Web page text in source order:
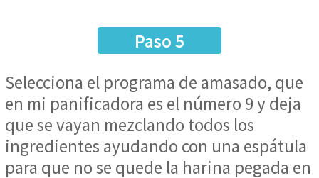
Paso 5
Selecciona el programa de amasado, que
en mi panificadora es el número 9 y deja
que se vayan mezclando todos los
ingredientes ayudando con una espátula
para que no se quede la harina pegada en